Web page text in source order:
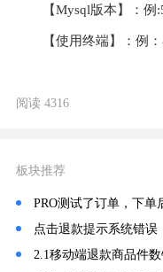
【Mysql版本】：例
【使用终端】：例
阅读 4316
板块推荐
PRO测试了订单，下单后，
点击退款提示系统错误
2.1移动端退款商品件